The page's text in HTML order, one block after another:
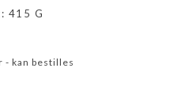
415 G
- kan bestilles